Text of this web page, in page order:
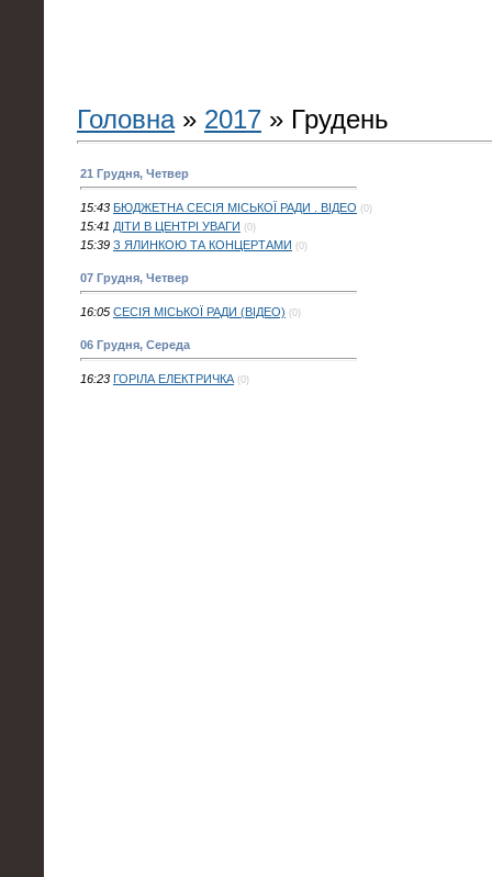
Головна» 2017 » Грудень
21 Грудня, Четвер
15:43 БЮДЖЕТНА СЕСІЯ МІСЬКОЇ РАДИ . ВІДЕО (0)
15:41 ДІТИ В ЦЕНТРІ УВАГИ (0)
15:39 З ЯЛИНКОЮ ТА КОНЦЕРТАМИ (0)
07 Грудня, Четвер
16:05 СЕСІЯ МІСЬКОЇ РАДИ (ВІДЕО) (0)
06 Грудня, Середа
16:23 ГОРІЛА ЕЛЕКТРИЧКА (0)